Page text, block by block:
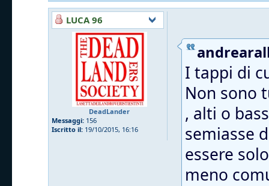
LUCA 96
DeadLander
Messaggi: 156
Iscritto il: 19/10/2015, 16:16
I tappi di
Non sono
, alti o
semiasse
essere
meno